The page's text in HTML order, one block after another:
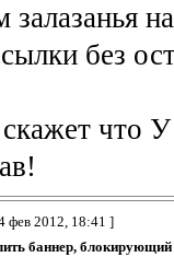
залазанья
без
что
фев 2012, 18:41 ]
баннер,